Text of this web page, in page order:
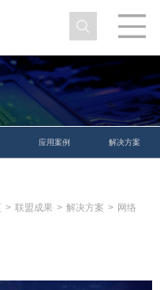
应用案例 解决方案
> 联盟成果 > 解决方案 > 网络